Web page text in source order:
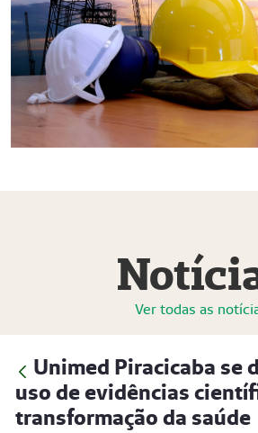
Ver todas as
Unimed Piracicaba se
uso de evidências
transformação da saúde